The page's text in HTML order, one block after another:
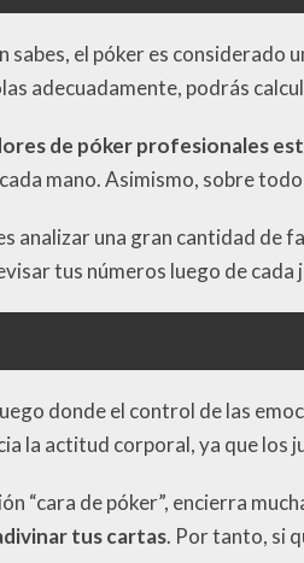
sabes, el póker es considerado
adecuadamente, podrás
de póker profesionales
mano. Asimismo, sobre
analizar una gran cantidad de
tus números luego de
donde el control de las
la actitud corporal, ya que los
“cara de póker”, encierra
tus cartas. Por tanto, si